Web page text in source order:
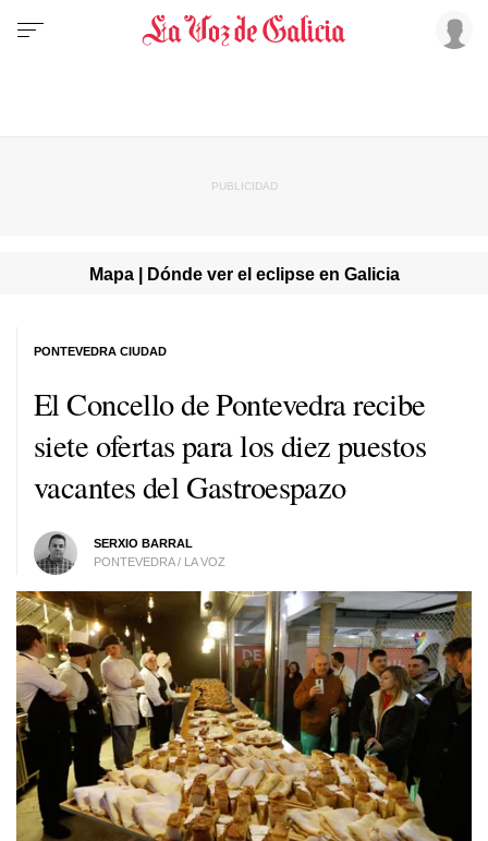
Mapa | Dónde ver el eclipse en Galicia
El Concello de Pontevedra recibe
siete ofertas para los diez puestos
vacantes del Gastroespazo
SERXIO BARRAL
PONTEVEDRA / LA VOZ
PONTEVEDRA CIUDAD